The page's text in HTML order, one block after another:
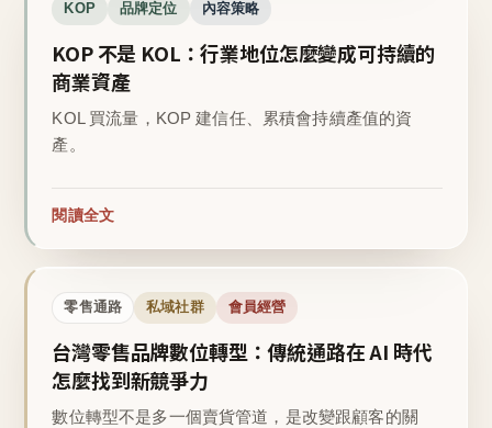
KOP 品牌定位 內容策略
KOP 不是 KOL：行業地位怎麼變成可持續的
商業資產
KOL 買流量，KOP 建信任、累積會持續產值的資
產。
閱讀全文
零售通路 私域社群 會員經營
台灣零售品牌數位轉型：傳統通路在 AI 時代
怎麼找到新競爭力
數位轉型不是多一個賣貨管道，是改變跟顧客的關